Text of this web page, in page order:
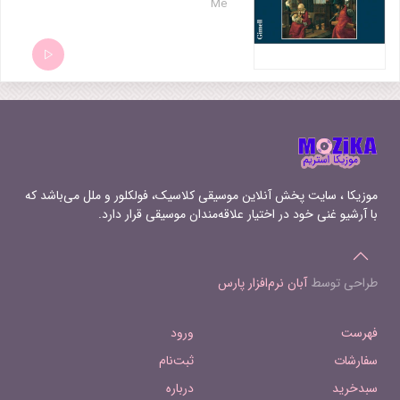
prima, secundi dei 14 Lamentationes
Hieremiae Musica, Dei donum optimi 15
Me
موزیکا ، سایت پخش آنلاین موسیقی کلاسیک، فولکلور و ملل می‌باشد که
با آرشیو غنی خود در اختیار علاقه‌مندان موسیقی قرار دارد.
طراحی توسطآبان نرم‌افزار پارس
فهرست
سفارشات
سبدخرید
ورود
ثبت‌نام
درباره